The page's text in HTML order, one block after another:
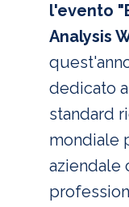
l'evento
Analysis
dedicato
standard
mondiale
aziendale